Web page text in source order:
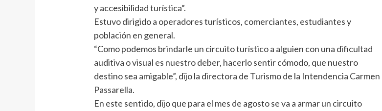
y accesibilidad turística”.
Estuvo dirigido a operadores turísticos, comerciantes, estudiantes y
población en general.
“Como podemos brindarle un circuito turístico a alguien con una dificultad
auditiva o visual es nuestro deber, hacerlo sentir cómodo, que nuestro
destino sea amigable”, dijo la directora de Turismo de la Intendencia Carmen
Passarella.
En este sentido, dijo que para el mes de agosto se va a armar un circuito